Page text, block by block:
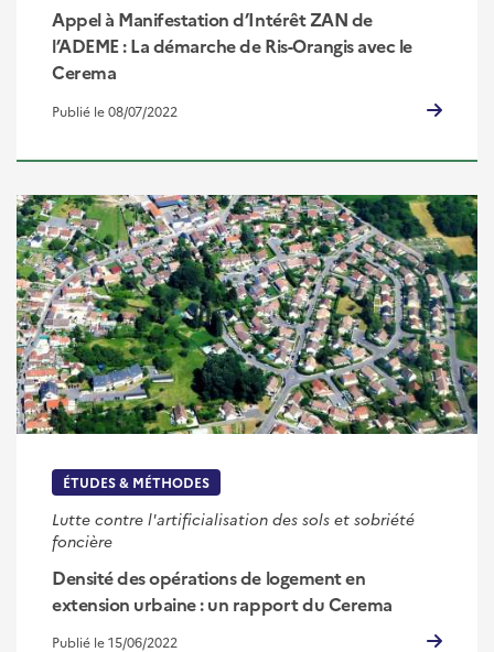
Appel à Manifestation d’Intérêt ZAN de
l’ADEME : La démarche de Ris-Orangis avec le
Cerema
Publié le 08/07/2022
ÉTUDES & MÉTHODES
Lutte contre l'artificialisation des sols et sobriété
foncière
Densité des opérations de logement en
extension urbaine : un rapport du Cerema
Publié le 15/06/2022